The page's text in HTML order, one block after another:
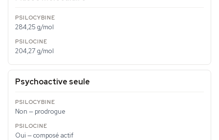
284,25 g/mol
204,27 g/mol
Psychoactive seule
Non — prodrogue
Oui — composé actif